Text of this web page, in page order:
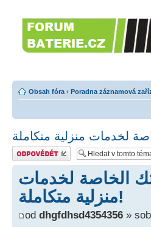
Obsah fóra ‹ Poradna záznamová
Odeslat odpověď
الخاصة لخدمات
منزلية متكاملة!
od dhgfdhsd4354356 »